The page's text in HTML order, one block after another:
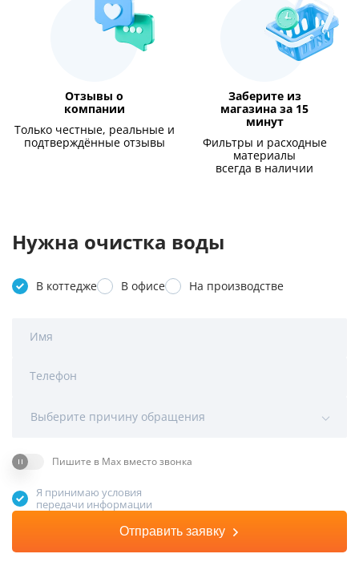
Отзывы о
компании
Только честные, реальные и
подтверждённые отзывы
Заберите из
магазина за 15
минут
Фильтры и расходные
материалы
всегда в наличии
Нужна очистка воды
В коттедже В офисе На производстве
Имя
Телефон
Выберите причину обращения
Пишите в Max вместо звонка
Я принимаю условия
передачи информации
Отправить заявку